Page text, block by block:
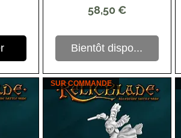
Prix
58,50 €
Bientôt dispo...
SUR COMMANDE